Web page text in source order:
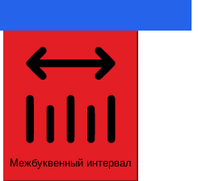
Межбуквенный интервал